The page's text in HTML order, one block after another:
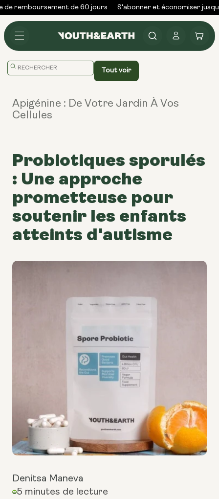
Skip to
content
remboursement de 60 jours S'abonner et économiser
connecter
Panier
Traduction
en.general.search.placeholder
Tout voir
Apigénine : De Votre Jardin À Vos
Cellules
Probiotiques sporulés
: Une approche
prometteuse pour
soutenir les enfants
atteints d'autisme
Denitsa Maneva
5 minutes de lecture